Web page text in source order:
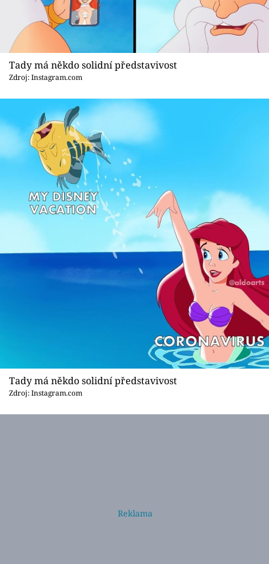
Tady má někdo solidní představivost
Zdroj: Instagram.com
Tady má někdo solidní představivost
Zdroj: Instagram.com